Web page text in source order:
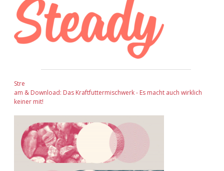
Stre
am & Download: Das Kraftfuttermischwerk - Es macht auch wirklich
keiner mit!